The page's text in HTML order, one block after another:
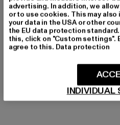
GRÖSSE & PASSFORM
PFLEGEHINWEISE
LIEFERUNG &
advertising. In addition, we
or to use cookies. This may
your data in the USA or other
the EU data protection
this, click on "Custom settings".
agree to this. Data protection
INDIVIDUAL